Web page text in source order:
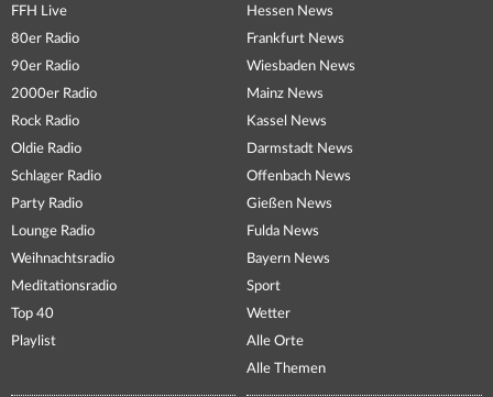
FFH Live
80er Radio
90er Radio
2000er Radio
Rock Radio
Oldie Radio
Schlager Radio
Party Radio
Lounge Radio
Weihnachtsradio
Meditationsradio
Top 40
Playlist
Hessen News
Frankfurt News
Wiesbaden News
Mainz News
Kassel News
Darmstadt News
Offenbach News
Gießen News
Fulda News
Bayern News
Sport
Wetter
Alle Orte
Alle Themen